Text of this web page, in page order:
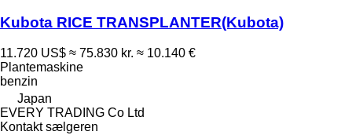
Kubota RICE TRANSPLANTER(Kubota)
11.720 US$ ≈ 75.830 kr. ≈ 10.140 €
Plantemaskine
benzin
Japan
EVERY TRADING Co Ltd
Kontakt sælgeren